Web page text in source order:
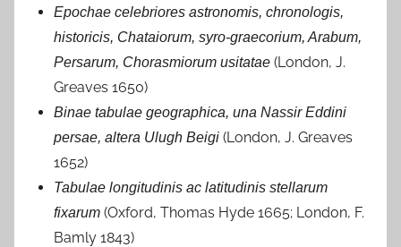
Epochae celebriores astronomis, chronologis,
historicis, Chataiorum, syro-graecorium, Arabum,
Persarum, Chorasmiorum usitatae (London, J.
Greaves 1650)
Binae tabulae geographica, una Nassir Eddini
persae, altera Ulugh Beigi (London, J. Greaves
1652)
Tabulae longitudinis ac latitudinis stellarum
fixarum (Oxford, Thomas Hyde 1665; London, F.
Bamly 1843)